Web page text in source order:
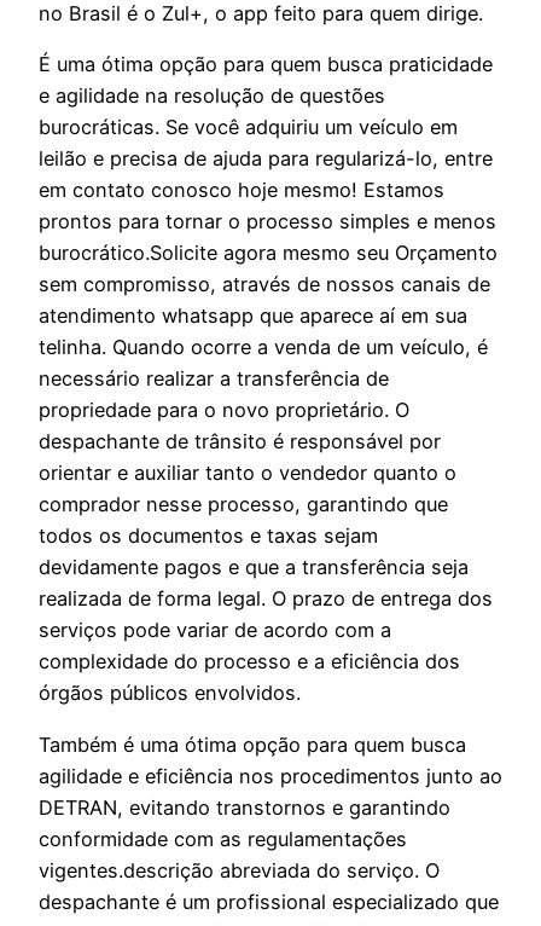
no Brasil é o Zul+, o app feito para quem dirige.
É uma ótima opção para quem busca praticidade
e agilidade na resolução de questões
burocráticas. Se você adquiriu um veículo em
leilão e precisa de ajuda para regularizá-lo, entre
em contato conosco hoje mesmo! Estamos
prontos para tornar o processo simples e menos
burocrático.Solicite agora mesmo seu Orçamento
sem compromisso, através de nossos canais de
atendimento whatsapp que aparece aí em sua
telinha. Quando ocorre a venda de um veículo, é
necessário realizar a transferência de
propriedade para o novo proprietário. O
despachante de trânsito é responsável por
orientar e auxiliar tanto o vendedor quanto o
comprador nesse processo, garantindo que
todos os documentos e taxas sejam
devidamente pagos e que a transferência seja
realizada de forma legal. O prazo de entrega dos
serviços pode variar de acordo com a
complexidade do processo e a eficiência dos
órgãos públicos envolvidos.
Também é uma ótima opção para quem busca
agilidade e eficiência nos procedimentos junto ao
DETRAN, evitando transtornos e garantindo
conformidade com as regulamentações
vigentes.descrição abreviada do serviço. O
despachante é um profissional especializado que